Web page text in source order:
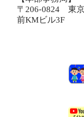
〒206-0824 東
前KMビル3F